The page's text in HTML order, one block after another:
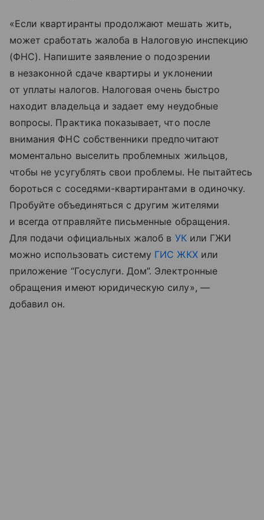
«Если квартиранты продолжают мешать жить,
может сработать жалоба в Налоговую инспекцию
(ФНС). Напишите заявление о подозрении
в незаконной сдаче квартиры и уклонении
от уплаты налогов. Налоговая очень быстро
находит владельца и задает ему неудобные
вопросы. Практика показывает, что после
внимания ФНС собственники предпочитают
моментально выселить проблемных жильцов,
чтобы не усугублять свои проблемы. Не пытайтесь
бороться с соседями-квартирантами в одиночку.
Пробуйте объединяться с другим жителями
и всегда отправляйте письменные обращения.
Для подачи официальных жалоб в УКили ГЖИ
можно использовать систему ГИС ЖКХили
приложение “Госуслуги. Дом”. Электронные
обращения имеют юридическую силу», —
добавил он.